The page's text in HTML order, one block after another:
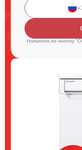
Нажимая на кнопку